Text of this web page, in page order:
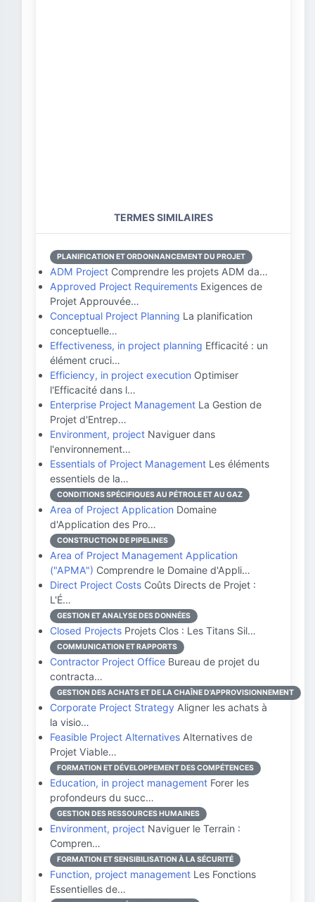
TERMES SIMILAIRES
PLANIFICATION ET ORDONNANCEMENT DU PROJET
ADM Project Comprendre les projets ADM da…
Approved Project Requirements Exigences de
Projet Approuvée…
Conceptual Project Planning La planification
conceptuelle…
Effectiveness, in project planning Efficacité : un
élément cruci…
Efficiency, in project execution Optimiser
l'Efficacité dans l…
Enterprise Project Management La Gestion de
Projet d'Entrep…
Environment, project Naviguer dans
l'environnement…
Essentials of Project Management Les éléments
essentiels de la…
CONDITIONS SPÉCIFIQUES AU PÉTROLE ET AU GAZ
Area of Project Application Domaine
d'Application des Pro…
CONSTRUCTION DE PIPELINES
Area of Project Management Application
("APMA") Comprendre le Domaine d'Appli…
Direct Project Costs Coûts Directs de Projet :
L'É…
GESTION ET ANALYSE DES DONNÉES
Closed Projects Projets Clos : Les Titans Sil…
COMMUNICATION ET RAPPORTS
Contractor Project Office Bureau de projet du
contracta…
GESTION DES ACHATS ET DE LA CHAÎNE D'APPROVISIONNEMENT
Corporate Project Strategy Aligner les achats à
la visio…
Feasible Project Alternatives Alternatives de
Projet Viable…
FORMATION ET DÉVELOPPEMENT DES COMPÉTENCES
Education, in project management Forer les
profondeurs du succ…
GESTION DES RESSOURCES HUMAINES
Environment, project Naviguer le Terrain :
Compren…
FORMATION ET SENSIBILISATION À LA SÉCURITÉ
Function, project management Les Fonctions
Essentielles de…